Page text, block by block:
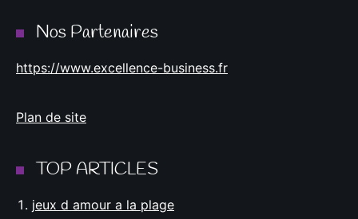
Nos Partenaires
https://www.excellence-business.fr
Plan de site
TOP ARTICLES
jeux d amour a la plage